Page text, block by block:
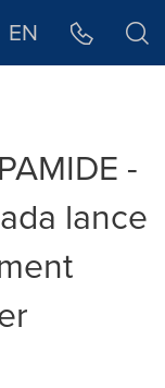
EN
-
lance